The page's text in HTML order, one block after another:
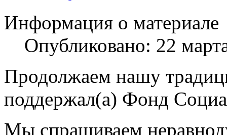
Информация о материале
Опубликовано: 22
Продолжаем нашу
поддержал(а) Фонд
Мы спрашиваем